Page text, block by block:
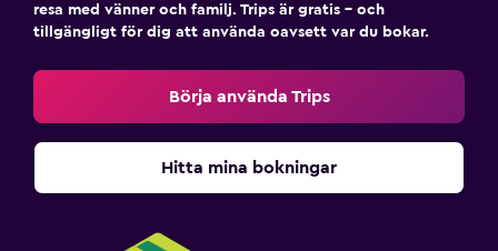
resa med vänner och familj. Trips är gratis – och
tillgängligt för dig att använda oavsett var du bokar.
Börja använda Trips
Hitta mina bokningar